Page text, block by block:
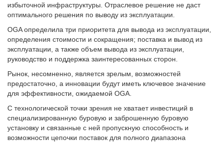
избыточной инфраструктуры. Отраслевое решение не даст
оптимального решения по выводу из эксплуатации.
OGA определила три приоритета для вывода из эксплуатации,
определения стоимости и сокращения; поставка и вывод из
эксплуатации, а также объем вывода из эксплуатации,
руководство и поддержка заинтересованных сторон.
Рынок, несомненно, является зрелым, возможностей
предостаточно, а инновации будут иметь ключевое значение
для эффективности, ожидаемой OGA.
С технологической точки зрения не хватает инвестиций в
специализированную буровую и заброшенную буровую
установку и связанные с ней пропускную способность и
возможности цепочки поставок для полного диапазона